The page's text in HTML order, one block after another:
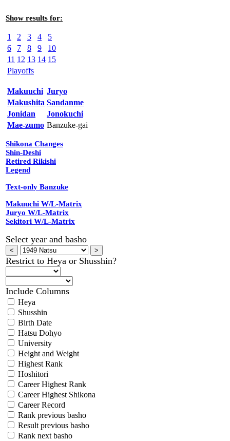
Show results for:
1 2 3 4
5
6
7 8 9
10
11 12 13 14 15
Playoffs
Makuuchi Juryo
Makushita Sandanme
Jonidan
Jonokuchi
Mae-zumo Banzuke-gai
Shikona Changes
Shin-Deshi
Retired Rikishi
Legend
Text-only Banzuke
Makuuchi W/L-Matrix
Juryo W/L-Matrix
Sekitori W/L-Matrix
Select year and basho
Restrict to Heya or Shusshin?
Include Columns
Heya
Shusshin
Birth Date
Hatsu Dohyo
University
Height and Weight
Highest Rank
Hoshitori
Career Highest Rank
Career Highest Shikona
Career Record
Rank previous basho
Result previous basho
Rank next basho